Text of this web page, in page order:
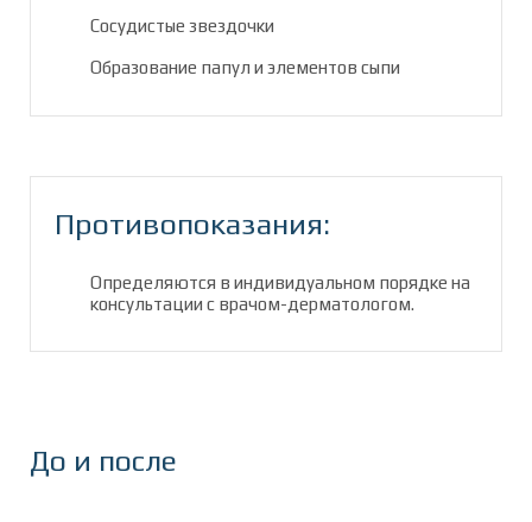
Сосудистые звездочки
Образование папул и элементов сыпи
Противопоказания:
Определяются в индивидуальном порядке на
консультации с врачом-дерматологом.
До и после